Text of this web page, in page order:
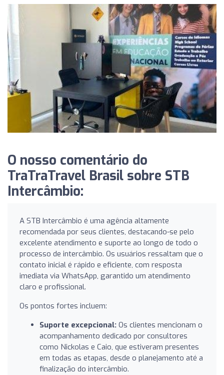
O nosso comentário do
TraTraTravel Brasil sobre STB
Intercâmbio:
A STB Intercâmbio é uma agência altamente
recomendada por seus clientes, destacando-se pelo
excelente atendimento e suporte ao longo de todo o
processo de intercâmbio. Os usuários ressaltam que o
contato inicial é rápido e eficiente, com resposta
imediata via WhatsApp, garantido um atendimento
claro e profissional.
Os pontos fortes incluem:
Suporte excepcional: Os clientes mencionam o
acompanhamento dedicado por consultores
como Nickolas e Caio, que estiveram presentes
em todas as etapas, desde o planejamento até a
finalização do intercâmbio.